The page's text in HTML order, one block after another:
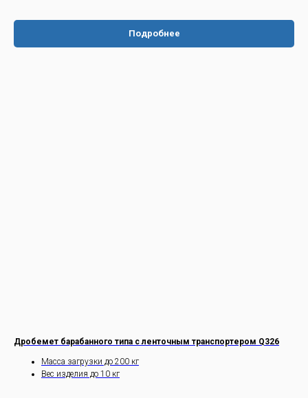
Подробнее
Дробемет барабанного типа с ленточным транспортером Q326
Масса загрузки до 200 кг
Вес изделия до 10 кг